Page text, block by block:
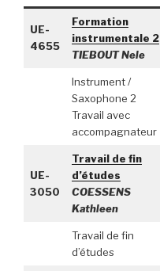
UE-
4655
Formation
instrumentale 2
TIEBOUT Nele
Instrument /
Saxophone 2
Travail avec
accompagnateur
UE-
3050
Travail de fin
d’études
COESSENS
Kathleen
Travail de fin
d’études